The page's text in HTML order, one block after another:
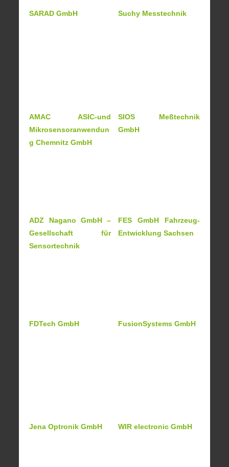
SARAD GmbH Suchy Messtechnik
AMAC ASIC-und
Mikrosensoranwendun
g Chemnitz GmbH
SIOS Meßtechnik
GmbH
ADZ Nagano GmbH –
Gesellschaft für
Sensortechnik
FES GmbH Fahrzeug-
Entwicklung Sachsen
FDTech GmbH FusionSystems GmbH
Jena Optronik GmbH WIR electronic GmbH